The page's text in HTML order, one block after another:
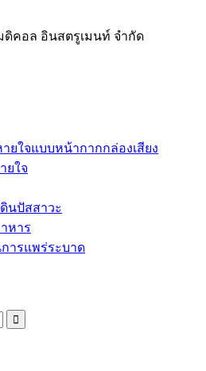
ดิคอล อินสตรูเมนท์ จำกัด
ยใจแบบหน้ากากกล่องเสียง
ยใจ
นปัสสาวะ
หาร
ารแพร่ระบาด